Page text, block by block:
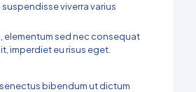
suspendisse viverra varius
elementum sed nec consequat
imperdiet eu risus eget.
bibendum ut dictum